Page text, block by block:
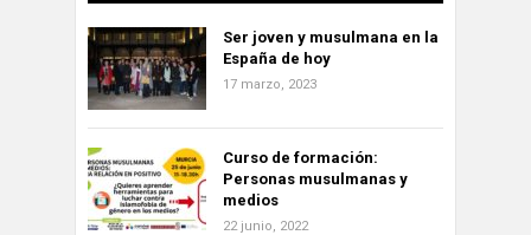
Ser joven y musulmana en la
España de hoy
17 marzo, 2023
Curso de formación:
Personas musulmanas y
medios
22 junio, 2022